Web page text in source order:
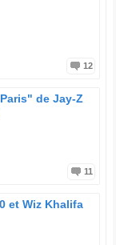
12
de Jay-Z
11
et Wiz Khalifa